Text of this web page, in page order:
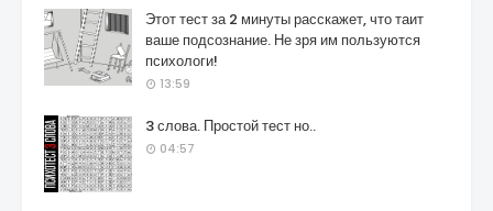
Этот тест за 2 минуты расскажет, что таит
ваше подсознание. Не зря им пользуются
психологи!
13:59
3 слова. Простой тест но..
04:57